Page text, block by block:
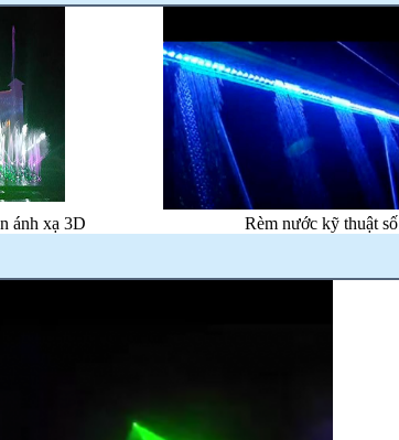
ánh xạ 3D Rèm nước kỹ thuật số